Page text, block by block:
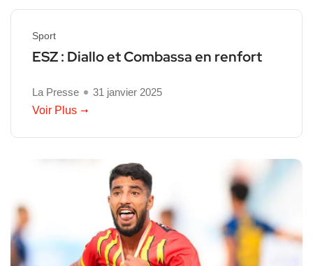
Sport
ESZ : Diallo et Combassa en renfort
La Presse
31 janvier 2025
Voir Plus